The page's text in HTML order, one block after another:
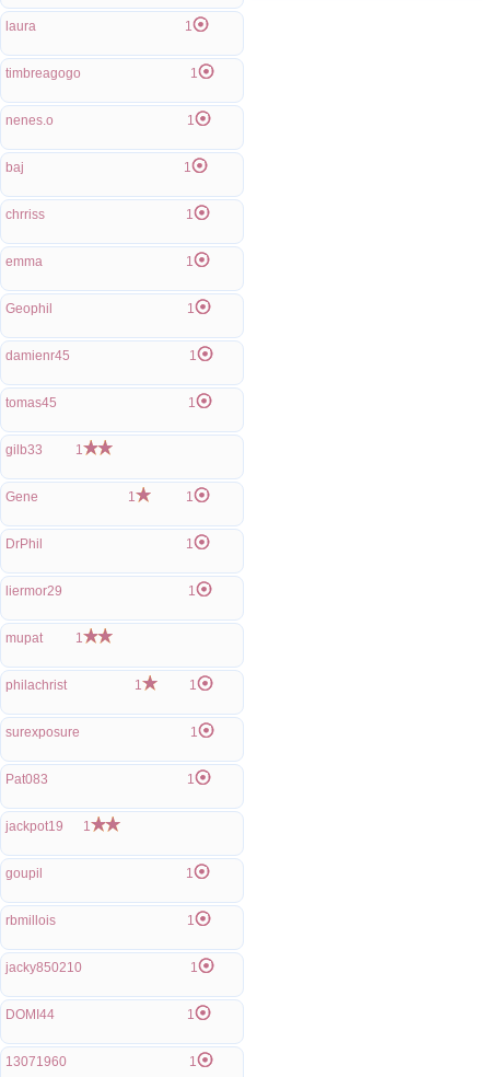
laura 1
timbreagogo 1
nenes.o 1
baj 1
chrriss 1
emma 1
Geophil 1
damienr45 1
tomas45 1
gilb33 1
Gene 1 1
DrPhil 1
liermor29 1
mupat 1
philachrist 1 1
surexposure 1
Pat083 1
jackpot19 1
goupil 1
rbmillois 1
jacky850210 1
DOMI44 1
13071960 1